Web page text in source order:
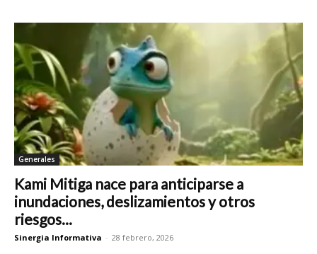
Generales
Kami Mitiga nace para anticiparse a
inundaciones, deslizamientos y otros
riesgos...
Sinergia Informativa - 28 febrero, 2026